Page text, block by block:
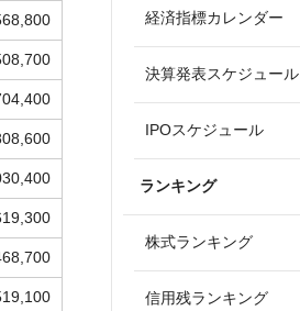
経済指標カレンダー
決算発表スケジュール
IPOスケジュール
ランキング
株式ランキング
信用残ランキング